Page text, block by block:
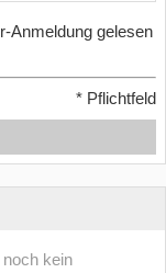
Anmeldung gelesen
* Pflichtfeld
kein